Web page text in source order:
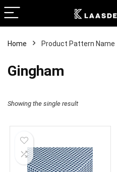
Home Product Pattern Name
Gingham
Showing the single result